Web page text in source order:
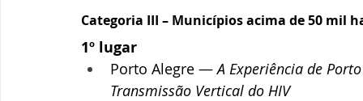
Categoria III – Municípios acima de 50 mil
1º lugar
Porto Alegre — A Experiência de
Transmissão Vertical do HIV